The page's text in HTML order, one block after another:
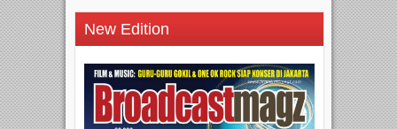
New Edition